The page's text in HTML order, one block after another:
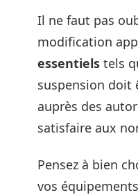
Il ne faut pas
modification
essentiels tels
suspension doit
auprès des
satisfaire aux
Pensez à bien
vos